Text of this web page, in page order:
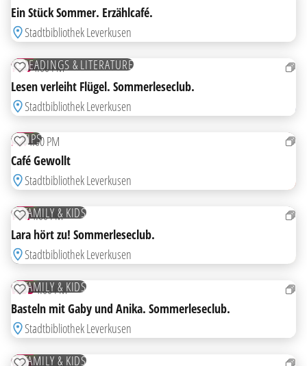
Ein Stück Sommer. Erzählcafé.
Stadtbibliothek Leverkusen
20
READINGS & LITERATURE
ADD TO WATCHLIST
THU4:00 PM
Lesen verleiht Flügel. Sommerleseclub.
Stadtbibliothek Leverkusen
21
TIPS
ADD TO WATCHLIST
FRI4:00 PM
Café Gewollt
Stadtbibliothek Leverkusen
25
FAMILY & KIDS
ADD TO WATCHLIST
TUE4:00 PM
Lara hört zu! Sommerleseclub.
Stadtbibliothek Leverkusen
26
FAMILY & KIDS
ADD TO WATCHLIST
WED4:00 PM
Basteln mit Gaby und Anika. Sommerleseclub.
Stadtbibliothek Leverkusen
27
FAMILY & KIDS